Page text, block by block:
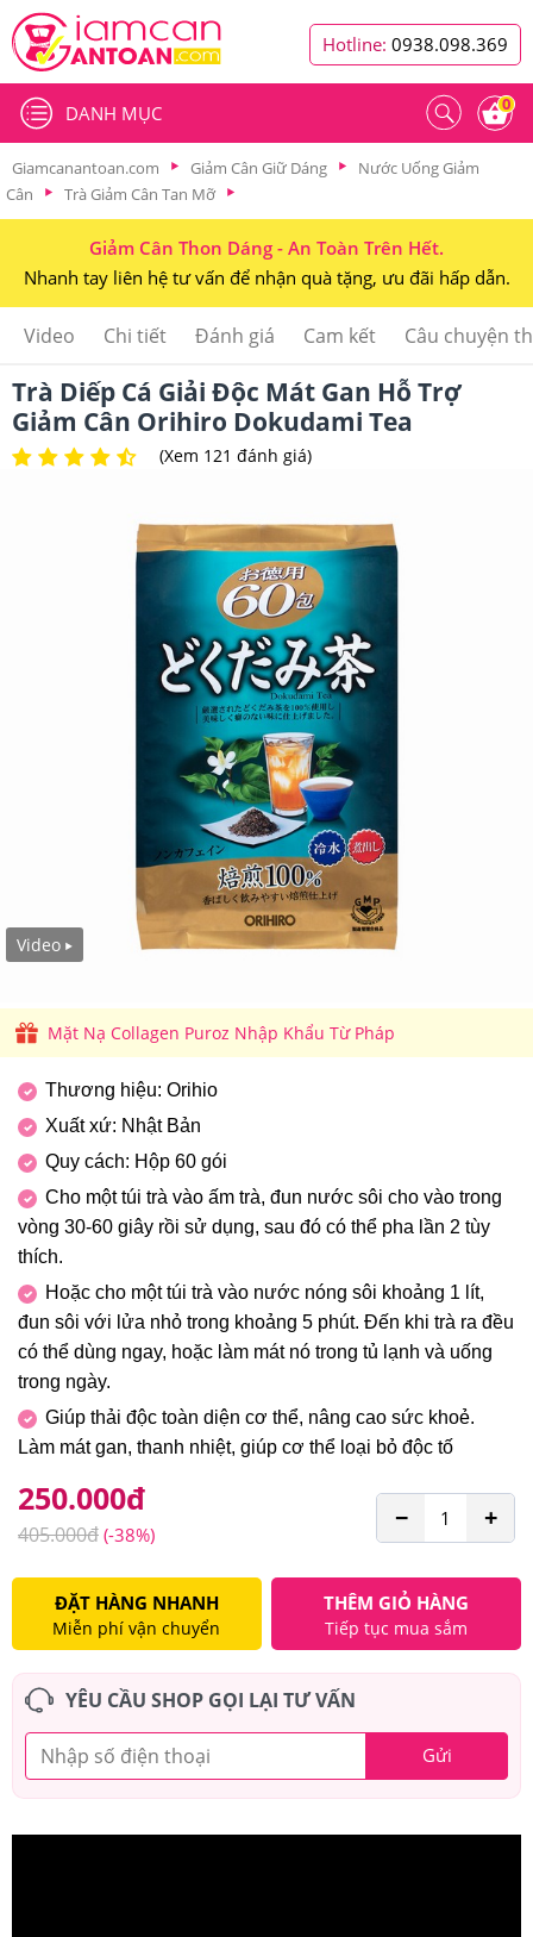
Hotline: 0938.098.369
0
DANH MỤC
Giamcanantoan.com Giảm Cân Giữ Dáng
Nước Uống Giảm
Cân
Trà Giảm Cân Tan Mỡ
Giảm Cân Thon Dáng - An Toàn Trên Hết.
Nhanh tay liên hệ tư vấn để nhận quà tặng, ưu đãi hấp dẫn.
Video Chi tiết Đánh giá Cam kết Câu chuyện
Trà Diếp Cá Giải Độc Mát Gan Hỗ Trợ
Giảm Cân Orihiro Dokudami Tea
(Xem 121 đánh giá)
Video
Mặt Nạ Collagen Puroz Nhập Khẩu Từ Pháp
Thương hiệu: Orihio
Xuất xứ: Nhật Bản
Quy cách: Hộp 60 gói
Cho một túi trà vào ấm trà, đun nước sôi cho vào trong
vòng 30-60 giây rồi sử dụng, sau đó có thể pha lần 2 tùy
thích.
Hoặc cho một túi trà vào nước nóng sôi khoảng 1 lít,
đun sôi với lửa nhỏ trong khoảng 5 phút. Đến khi trà ra đều
có thể dùng ngay, hoặc làm mát nó trong tủ lạnh và uống
trong ngày.
Giúp thải độc toàn diện cơ thể, nâng cao sức khoẻ.
Làm mát gan, thanh nhiệt, giúp cơ thể loại bỏ độc tố
250.000đ
405.000đ (-38%)
+
−
THÊM GIỎ HÀNG
Tiếp tục mua sắm
ĐẶT HÀNG NHANH
Miễn phí vận chuyển
YÊU CẦU SHOP GỌI LẠI TƯ VẤN
Gửi